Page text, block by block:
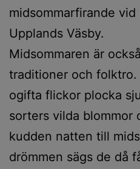
midsommarfirande vid
Upplands Väsby.
Midsommaren är
traditioner och folktro.
ogifta flickor plocka
sorters vilda blommor
kudden natten till
drömmen sägs de då